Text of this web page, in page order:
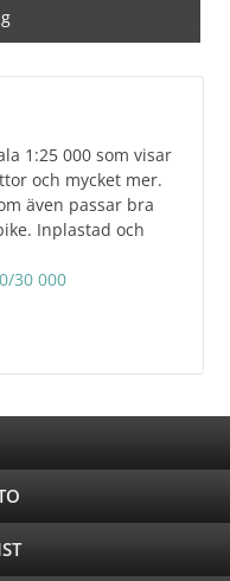
1:25 000 som visar
och mycket mer.
även passar bra
Inplastad och
30 000